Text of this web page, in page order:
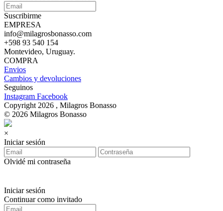
Suscribirme
EMPRESA
info@milagrosbonasso.com
+598 93 540 154
Montevideo, Uruguay.
COMPRA
Envios
Cambios y devoluciones
Seguinos
Instagram Facebook
Copyright 2026 , Milagros Bonasso
© 2026 Milagros Bonasso
×
Iniciar sesión
Olvidé mi contraseña
Iniciar sesión
Continuar como invitado